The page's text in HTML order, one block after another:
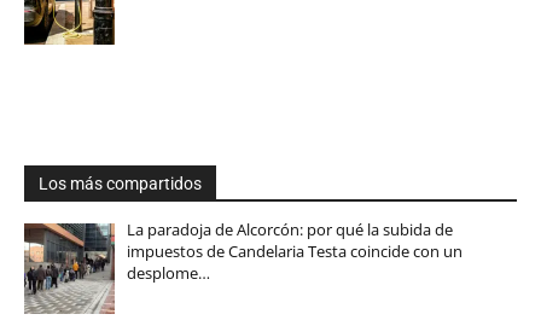
Los más compartidos
La paradoja de Alcorcón: por qué la subida de
impuestos de Candelaria Testa coincide con un
desplome…